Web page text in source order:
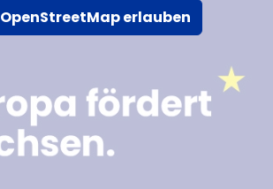
OpenStreetMap erlauben